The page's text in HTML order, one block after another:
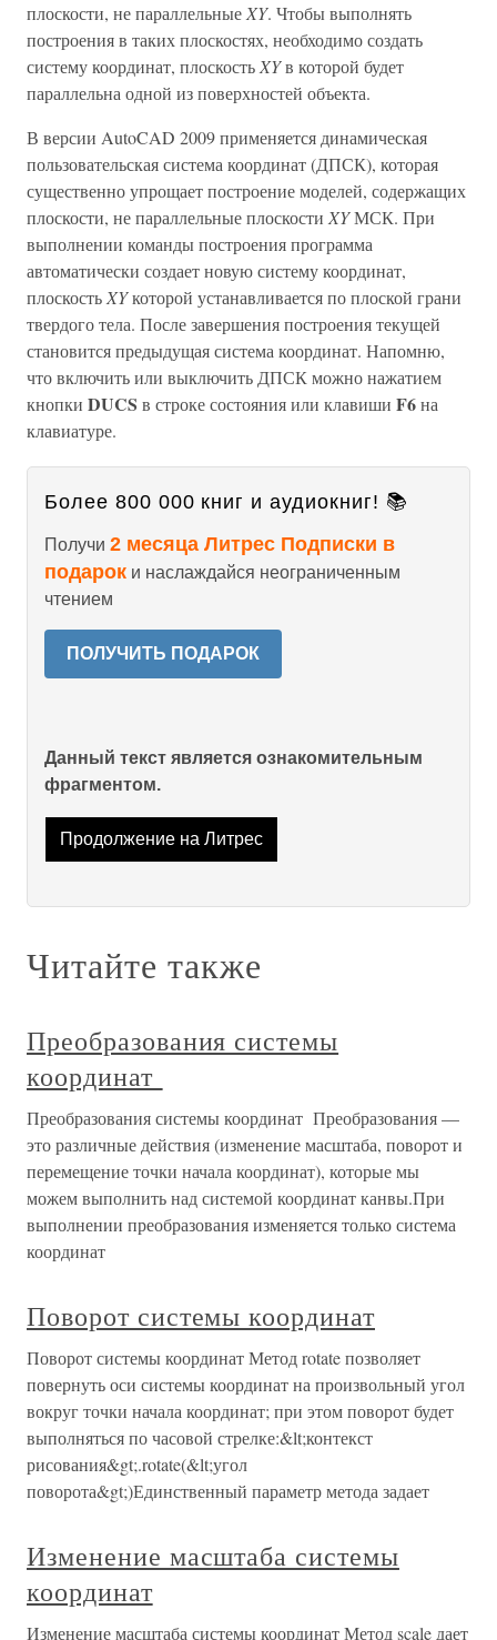
плоскости, не параллельные XY. Чтобы выполнять
построения в таких плоскостях, необходимо создать
систему координат, плоскость XYв которой будет
параллельна одной из поверхностей объекта.
В версии AutoCAD 2009 применяется динамическая
пользовательская система координат (ДПСК), которая
существенно упрощает построение моделей, содержащих
плоскости, не параллельные плоскости XYМСК. При
выполнении команды построения программа
автоматически создает новую систему координат,
плоскость XYкоторой устанавливается по плоской грани
твердого тела. После завершения построения текущей
становится предыдущая система координат. Напомню,
что включить или выключить ДПСК можно нажатием
кнопки DUCS в строке состояния или клавиши F6на
клавиатуре.
Более 800 000 книг и аудиокниг! 📚
Получи 2 месяца Литрес Подписки в
подарок и наслаждайся неограниченным
чтением
ПОЛУЧИТЬ ПОДАРОК
Данный текст является ознакомительным
фрагментом.
Продолжение на Литрес
Читайте также
Преобразования системы
координат
Преобразования системы координат Преобразования —
это различные действия (изменение масштаба, поворот и
перемещение точки начала координат), которые мы
можем выполнить над системой координат канвы.При
выполнении преобразования изменяется только система
координат
Поворот системы координат
Поворот системы координат Метод rotate позволяет
повернуть оси системы координат на произвольный угол
вокруг точки начала координат; при этом поворот будет
выполняться по часовой стрелке:&lt;контекст
рисования&gt;.rotate(&lt;угол
поворота&gt;)Единственный параметр метода задает
Изменение масштаба системы
координат
Изменение масштаба системы координат Метод scale дает